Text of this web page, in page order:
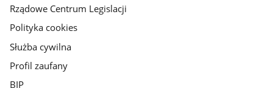
Rządowe Centrum Legislacji
Polityka cookies
Służba cywilna
Profil zaufany
BIP